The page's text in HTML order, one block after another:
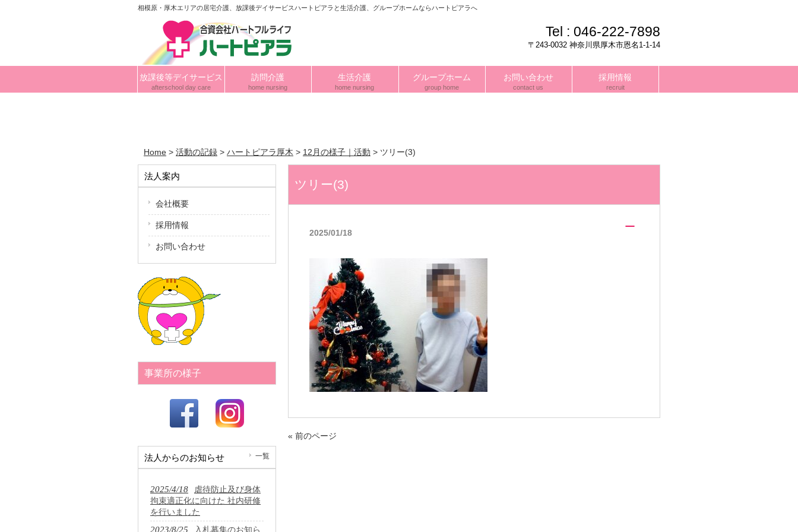
相模原・厚木エリアの居宅介護、放課後デイサービスハートピアラと生活介護、グループホームならハートピアラへ
Tel : 046-222-7898
〒243-0032 神奈川県厚木市恩名1-1-14
放課後等デイサービス
afterschool day care
訪問介護
home nursing
生活介護
home nursing
グループホーム
group home
お問い合わせ
contact us
採用情報
recruit
Home > 活動の記録 > ハートピアラ厚木 > 12月の様子｜活動 > ツリー(3)
ツリー(3)
2025/01/18
« 前のページ
法人案内
会社概要
採用情報
お問い合わせ
事業所の様子
法人からのお知らせ 一覧
2025/4/18
虐待防止及び身体
拘束適正化に向けた 社内研修
を行いました
2023/8/25 入札募集のお知ら